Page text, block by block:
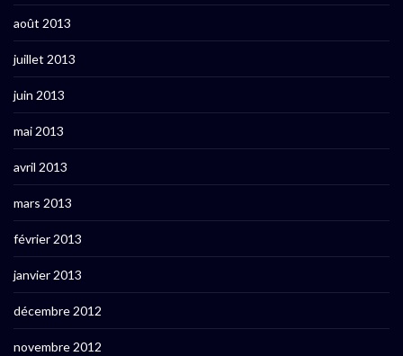
août 2013
juillet 2013
juin 2013
mai 2013
avril 2013
mars 2013
février 2013
janvier 2013
décembre 2012
novembre 2012